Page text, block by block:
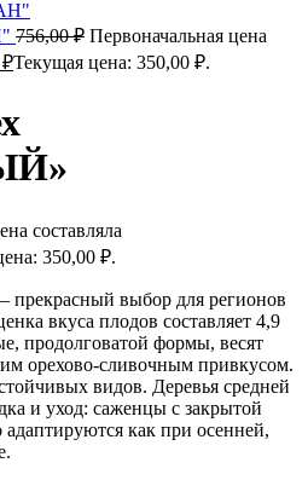
756,00₽ Первоначальная цена
₽Текущая цена: 350,00 ₽.
составляла
350,00 ₽.
выбор для регионов
вкуса плодов составляет 4,9
продолговатой формы, весят
орехово-сливочным привкусом.
видов. Деревья средней
и уход: саженцы с закрытой
как при осенней,